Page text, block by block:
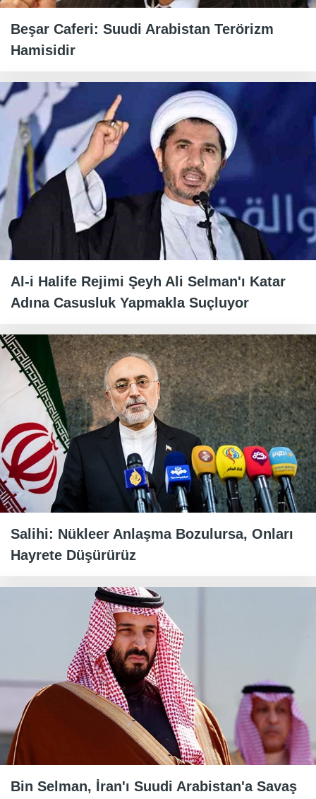
Beşar Caferi: Suudi Arabistan Terörizm
Hamisidir
Al-i Halife Rejimi Şeyh Ali Selman'ı Katar
Adına Casusluk Yapmakla Suçluyor
Salihi: Nükleer Anlaşma Bozulursa, Onları
Hayrete Düşürürüz
Bin Selman, İran'ı Suudi Arabistan'a Savaş